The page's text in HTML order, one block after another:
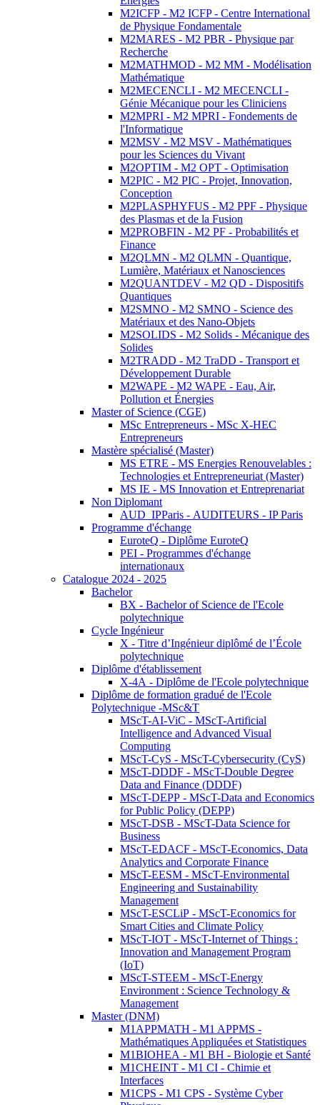
M2ICFP - M2 ICFP - Centre International
de Physique Fondamentale
M2MARES - M2 PBR - Physique par
Recherche
M2MATHMOD - M2 MM - Modélisation
Mathématique
M2MECENCLI - M2 MECENCLI -
Génie Mécanique pour les Cliniciens
M2MPRI - M2 MPRI - Fondements de
l'Informatique
M2MSV - M2 MSV - Mathématiques
pour les Sciences du Vivant
M2OPTIM - M2 OPT - Optimisation
M2PIC - M2 PIC - Projet, Innovation,
Conception
M2PLASPHYFUS - M2 PPF - Physique
des Plasmas et de la Fusion
M2PROBFIN - M2 PF - Probabilités et
Finance
M2QLMN - M2 QLMN - Quantique,
Lumière, Matériaux et Nanosciences
M2QUANTDEV - M2 QD - Dispositifs
Quantiques
M2SMNO - M2 SMNO - Science des
Matériaux et des Nano-Objets
M2SOLIDS - M2 Solids - Mécanique des
Solides
M2TRADD - M2 TraDD - Transport et
Développement Durable
M2WAPE - M2 WAPE - Eau, Air,
Pollution et Énergies
Master of Science (CGE)
MSc Entrepreneurs - MSc X-HEC
Entrepreneurs
Mastère spécialisé (Master)
MS ETRE - MS Energies Renouvelables :
Technologies et Entrepreneuriat (Master)
MS IE - MS Innovation et Entreprenariat
Non Diplomant
AUD_IPParis - AUDITEURS - IP Paris
Programme d'échange
EuroteQ - Diplôme EuroteQ
PEI - Programmes d'échange
internationaux
Catalogue 2024 - 2025
Bachelor
BX - Bachelor of Science de l'Ecole
polytechnique
Cycle Ingénieur
X - Titre d’Ingénieur diplômé de l’École
polytechnique
Diplôme d'établissement
X-4A - Diplôme de l'Ecole polytechnique
Diplôme de formation gradué de l'Ecole
Polytechnique -MSc&T
MScT-AI-ViC - MScT-Artificial
Intelligence and Advanced Visual
Computing
MScT-CyS - MScT-Cybersecurity (CyS)
MScT-DDDF - MScT-Double Degree
Data and Finance (DDDF)
MScT-DEPP - MScT-Data and Economics
for Public Policy (DEPP)
MScT-DSB - MScT-Data Science for
Business
MScT-EDACF - MScT-Economics, Data
Analytics and Corporate Finance
MScT-EESM - MScT-Environmental
Engineering and Sustainability
Management
MScT-ESCLiP - MScT-Economics for
Smart Cities and Climate Policy
MScT-IOT - MScT-Internet of Things :
Innovation and Management Program
(IoT)
MScT-STEEM - MScT-Energy
Environment : Science Technology &
Management
Master (DNM)
M1APPMATH - M1 APPMS -
Mathématiques Appliquées et Statistiques
M1BIOHEA - M1 BH - Biologie et Santé
M1CHEINT - M1 CI - Chimie et
Interfaces
M1CPS - M1 CPS - Système Cyber